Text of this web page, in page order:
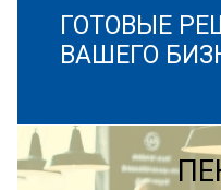
ГОТОВЫЕ
ВАШЕГО